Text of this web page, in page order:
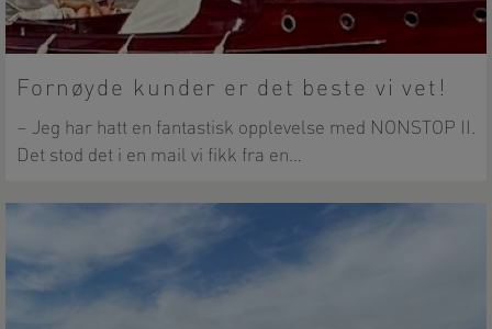
Fornøyde kunder er det beste vi vet!
– Jeg har hatt en fantastisk opplevelse med NONSTOP II.
Det stod det i en mail vi fikk fra en…